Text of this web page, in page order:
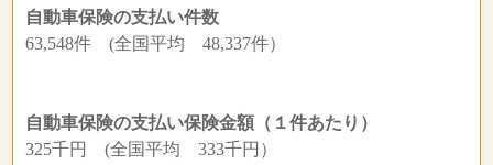
自動車保険の支払い件数
63,548件 (全国平均 48,337件）
自動車保険の支払い保険金額（１件あたり）
325千円 (全国平均 333千円）